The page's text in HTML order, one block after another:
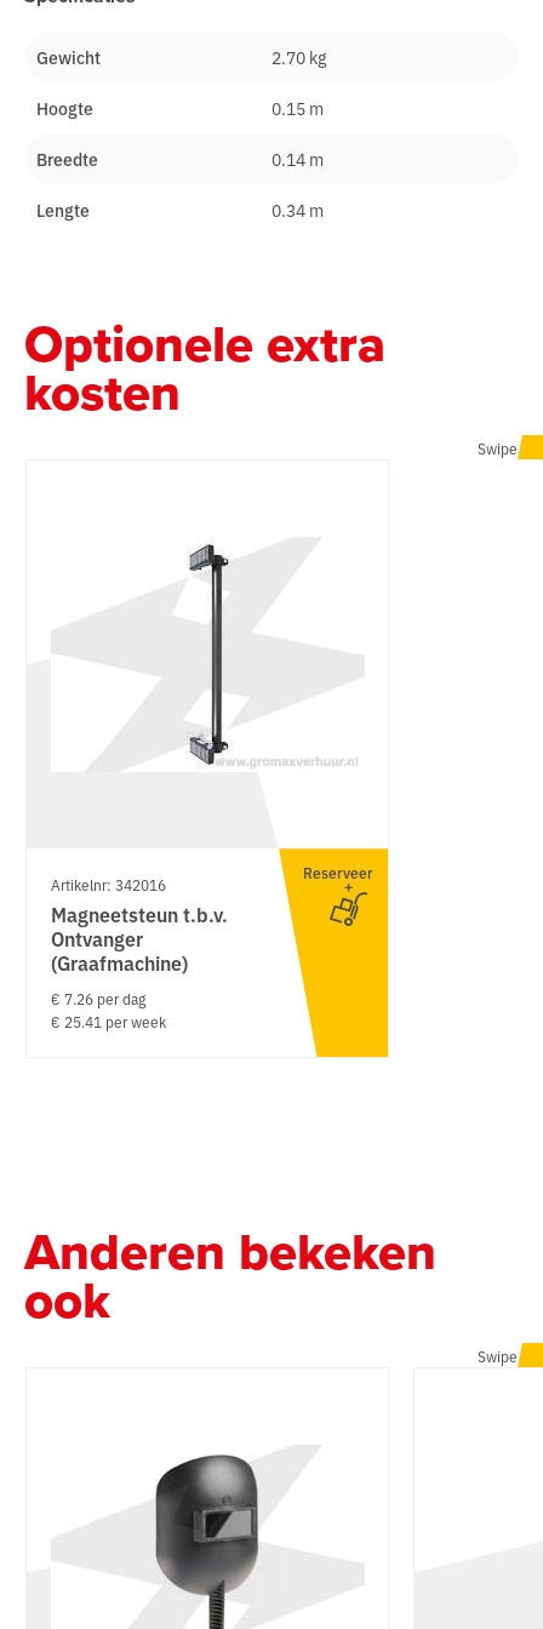
Gewicht 2.70 kg
Hoogte 0.15 m
Breedte 0.14 m
Lengte 0.34 m
Optionele extra
kosten
Swipe
Artikelnr: 342016
Magneetsteun t.b.v.
Ontvanger
(Graafmachine)
€ 7.26 per dag
€ 25.41 per week
Reserveer
Anderen bekeken
ook
Swipe